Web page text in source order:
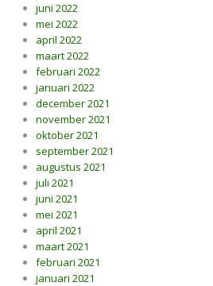
juni 2022
mei 2022
april 2022
maart 2022
februari 2022
januari 2022
december 2021
november 2021
oktober 2021
september 2021
augustus 2021
juli 2021
juni 2021
mei 2021
april 2021
maart 2021
februari 2021
januari 2021